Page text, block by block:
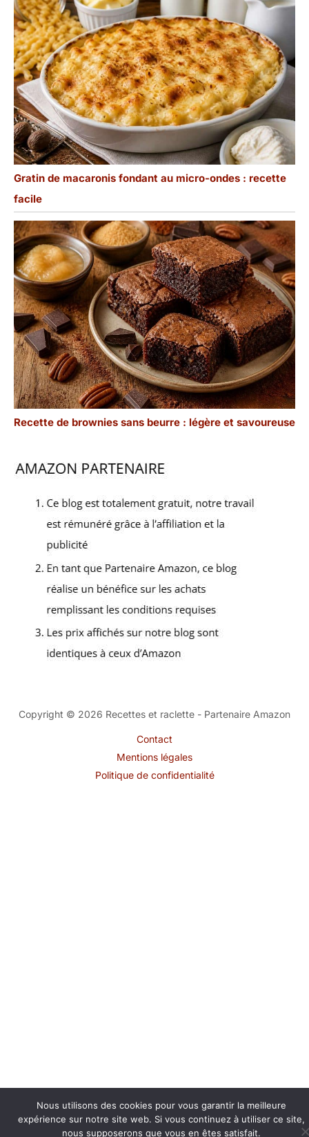
Gratin de macaronis fondant au micro-ondes : recette
facile
Recette de brownies sans beurre : légère et savoureuse
Copyright © 2026 Recettes et raclette - Partenaire Amazon
Contact
Mentions légales
Politique de confidentialité
Nous utilisons des cookies pour vous garantir la meilleure
expérience sur notre site web. Si vous continuez à utiliser ce site,
nous supposerons que vous en êtes satisfait.